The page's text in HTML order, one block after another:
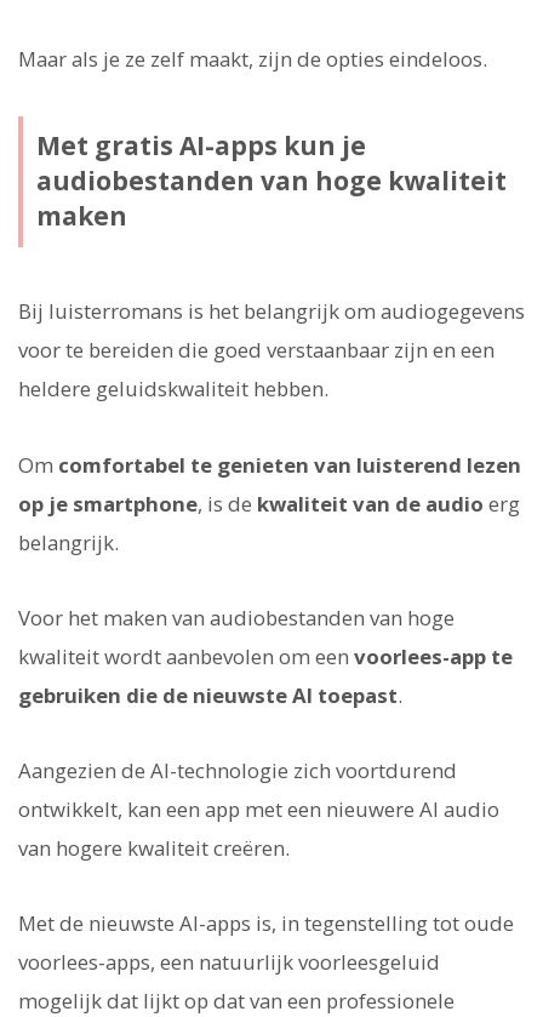
Maar als je ze zelf maakt, zijn de opties eindeloos.
Met gratis AI-apps kun je
audiobestanden van hoge kwaliteit
maken
Bij luisterromans is het belangrijk om audiogegevens
voor te bereiden die goed verstaanbaar zijn en een
heldere geluidskwaliteit hebben.
Om comfortabel te genieten van luisterend lezen
op je smartphone, is de kwaliteit van de audio erg
belangrijk.
Voor het maken van audiobestanden van hoge
kwaliteit wordt aanbevolen om een voorlees-app te
gebruiken die de nieuwste AI toepast.
Aangezien de AI-technologie zich voortdurend
ontwikkelt, kan een app met een nieuwere AI audio
van hogere kwaliteit creëren.
Met de nieuwste AI-apps is, in tegenstelling tot oude
voorlees-apps, een natuurlijk voorleesgeluid
mogelijk dat lijkt op dat van een professionele